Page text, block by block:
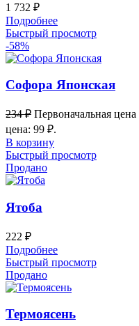
1 732 ₽
Подробнее
Быстрый просмотр
-58%
Софора Японская
234₽ Первоначальная цена
цена: 99 ₽.
В корзину
Быстрый просмотр
Продано
Ятоба
222 ₽
Подробнее
Быстрый просмотр
Продано
Термоясень